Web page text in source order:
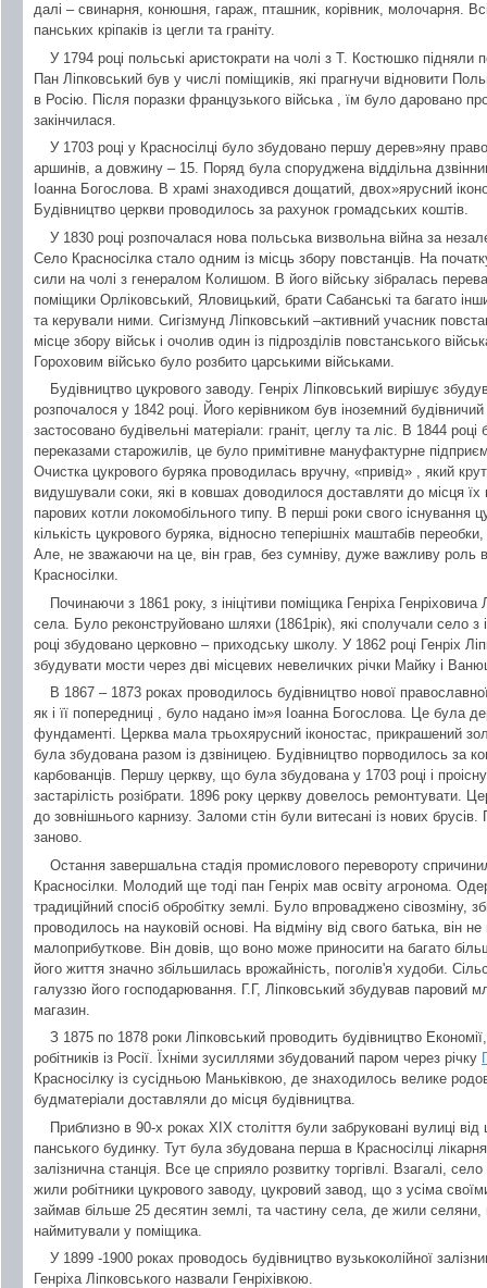
далі – свинарня, конюшня, гараж, пташник, корівник, молочарня.
панських кріпаків із цегли та граніту.
У 1794 році польські аристократи на чолі з Т. Костюшко підняли
Пан Ліпковський був у числі поміщиків, які прагнучи відновити
в Росію. Після поразки французького війська , їм було даровано
закінчилася.
У 1703 році у Красносілці було збудовано першу дерев»яну
аршинів, а довжину – 15. Поряд була споруджена віддільна
Іоанна Богослова. В храмі знаходився дощатий, двох»ярусний
Будівництво церкви проводилось за рахунок громадських коштів.
У 1830 році розпочалася нова польська визвольна війна за
Село Красносілка стало одним із місць збору повстанців. На
сили на чолі з генералом Колишом. В його війську зібралась
поміщики Орліковський, Яловицький, брати Сабанські та багато
та керували ними. Сигізмунд Ліпковський –активний учасник
місце збору військ і очолив один із підрозділів повстанського
Гороховим військо було розбито царськими військами.
Будівництво цукрового заводу. Генріх Ліпковський вирішує
розпочалося у 1842 році. Його керівником був іноземний
застосовано будівельні матеріали: граніт, цеглу та ліс. В 1844
переказами старожилів, це було примітивне мануфактурне
Очистка цукрового буряка проводилась вручну, «привід» , який
видушували соки, які в ковшах доводилося доставляти до місця
парових котли локомобільного типу. В перші роки свого існування
кількість цукрового буряка, відносно теперішніх маштабів
Але, не зважаючи на це, він грав, без сумніву, дуже важливу роль
Красносілки.
Починаючи з 1861 року, з ініцітиви поміщика Генріха
села. Було реконструйовано шляхи (1861рік), які сполучали село
році збудовано церковно – приходську школу. У 1862 році Генріх
збудувати мости через дві місцевих невеличких річки Майку і
В 1867 – 1873 роках проводилось будівництво нової
як і її попередниці , було надано ім»я Іоанна Богослова. Це була
фундаменті. Церква мала трьохярусний іконостас, прикрашений
була збудована разом із дзвіницею. Будівництво порводилось за
карбованців. Першу церкву, що була збудована у 1703 році і
застарілість розібрати. 1896 року церкву довелось ремонтувати.
до зовнішнього карнизу. Заломи стін були витесані із нових
заново.
Остання завершальна стадія промислового перевороту
Красносілки. Молодий ще тоді пан Генріх мав освіту агронома.
традиційний спосіб обробітку землі. Було впроваджено сівозміну,
проводилось на науковій основі. На відміну від свого батька, він
малоприбуткове. Він довів, що воно може приносити на багато
його життя значно збільшилась врожайність, поголів'я худоби.
галуззю його господарювання. Г.Г, Ліпковський збудував паровий
магазин.
З 1875 по 1878 роки Ліпковський проводить будівництво
робітників із Росії. Їхніми зусиллями збудований паром через річку
Красносілку із сусідньою Маньківкою, де знаходилось велике
будматеріали доставляли до місця будівництва.
Приблизно в 90-х роках ХІХ століття були забруковані вулиці
панського будинку. Тут була збудована перша в Красносілці
залізнична станція. Все це сприяло розвитку торгівлі. Взагалі,
жили робітники цукрового заводу, цукровий завод, що з усіма
займав більше 25 десятин землі, та частину села, де жили
наймитували у поміщика.
У 1899 -1900 роках проводось будівництво вузькоколійної
Генріха Ліпковського назвали Генріхівкою.